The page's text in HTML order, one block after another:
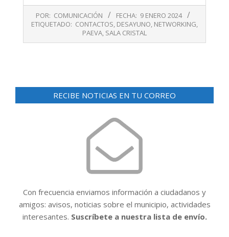
01-
POR: COMUNICACIÓN FECHA: 9 ENERO 2024
ETIQUETADO: CONTACTOS, DESAYUNO, NETWORKING,
PAEVA, SALA CRISTAL
RECIBE NOTICIAS EN TU CORREO
Con frecuencia enviamos información a ciudadanos y
amigos: avisos, noticias sobre el municipio, actividades
interesantes. Suscríbete a nuestra lista de envío.